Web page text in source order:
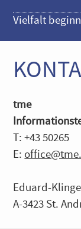
Vielfalt
tme
T: +43 50265
E:
Eduard-
A-3423 St.